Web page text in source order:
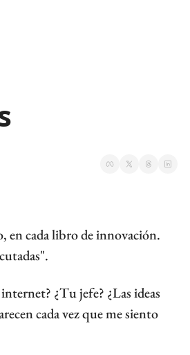
en cada libro de innovación.
¿Tu jefe? ¿Las ideas
cada vez que me siento